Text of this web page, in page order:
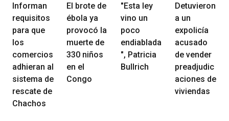
Informan
requisitos
para que
los
comercios
adhieran al
sistema de
rescate de
Chachos
El brote de
ébola ya
provocó la
muerte de
330 niños
en el
Congo
"Esta ley
vino un
poco
endiablada
", Patricia
Bullrich
Detuvieron
a un
expolicía
acusado
de vender
preadjudic
aciones de
viviendas